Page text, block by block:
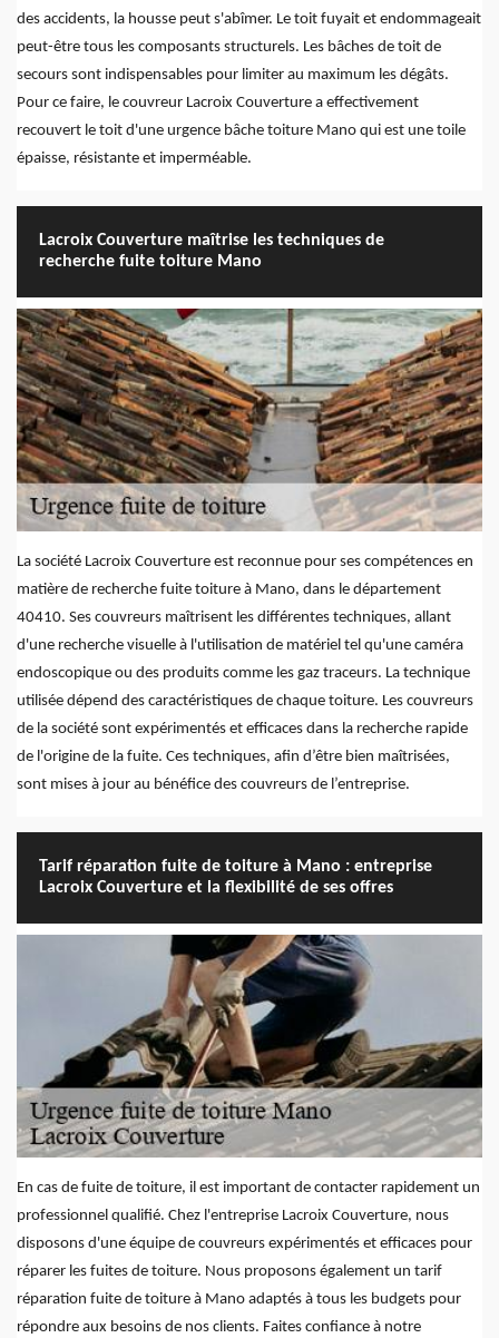
des accidents, la housse peut s'abîmer. Le toit fuyait et endommageait
peut-être tous les composants structurels. Les bâches de toit de
secours sont indispensables pour limiter au maximum les dégâts.
Pour ce faire, le couvreur Lacroix Couverture a effectivement
recouvert le toit d'une urgence bâche toiture Mano qui est une toile
épaisse, résistante et imperméable.
Lacroix Couverture maîtrise les techniques de
recherche fuite toiture Mano
La société Lacroix Couverture est reconnue pour ses compétences en
matière de recherche fuite toiture à Mano, dans le département
40410. Ses couvreurs maîtrisent les différentes techniques, allant
d'une recherche visuelle à l'utilisation de matériel tel qu'une caméra
endoscopique ou des produits comme les gaz traceurs. La technique
utilisée dépend des caractéristiques de chaque toiture. Les couvreurs
de la société sont expérimentés et efficaces dans la recherche rapide
de l'origine de la fuite. Ces techniques, afin d’être bien maîtrisées,
sont mises à jour au bénéfice des couvreurs de l’entreprise.
Tarif réparation fuite de toiture à Mano : entreprise
Lacroix Couverture et la flexibilité de ses offres
En cas de fuite de toiture, il est important de contacter rapidement un
professionnel qualifié. Chez l'entreprise Lacroix Couverture, nous
disposons d'une équipe de couvreurs expérimentés et efficaces pour
réparer les fuites de toiture. Nous proposons également un tarif
réparation fuite de toiture à Mano adaptés à tous les budgets pour
répondre aux besoins de nos clients. Faites confiance à notre